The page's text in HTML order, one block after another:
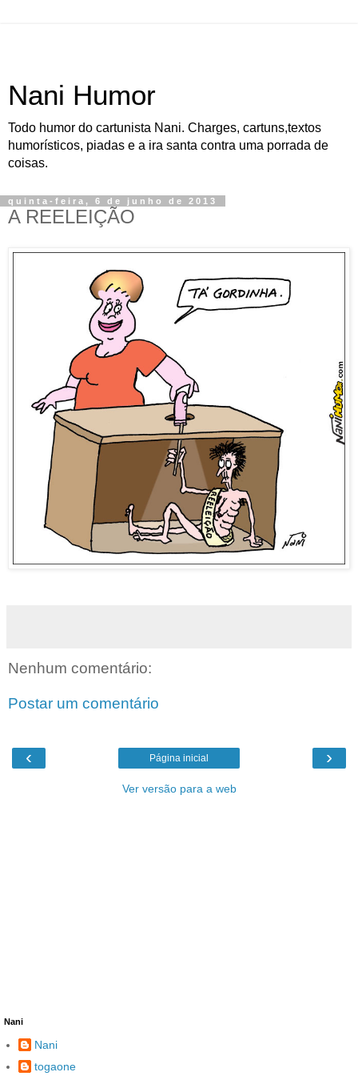
Nani Humor
Todo humor do cartunista Nani. Charges, cartuns,textos
humorísticos, piadas e a ira santa contra uma porrada de
coisas.
quinta-feira, 6 de junho de 2013
A REELEIÇÃO
Nenhum comentário:
Postar um comentário
‹ ›
Página inicial
Ver versão para a web
Nani
Nani
togaone